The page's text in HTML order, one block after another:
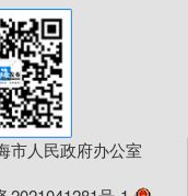
市人民政府办公室